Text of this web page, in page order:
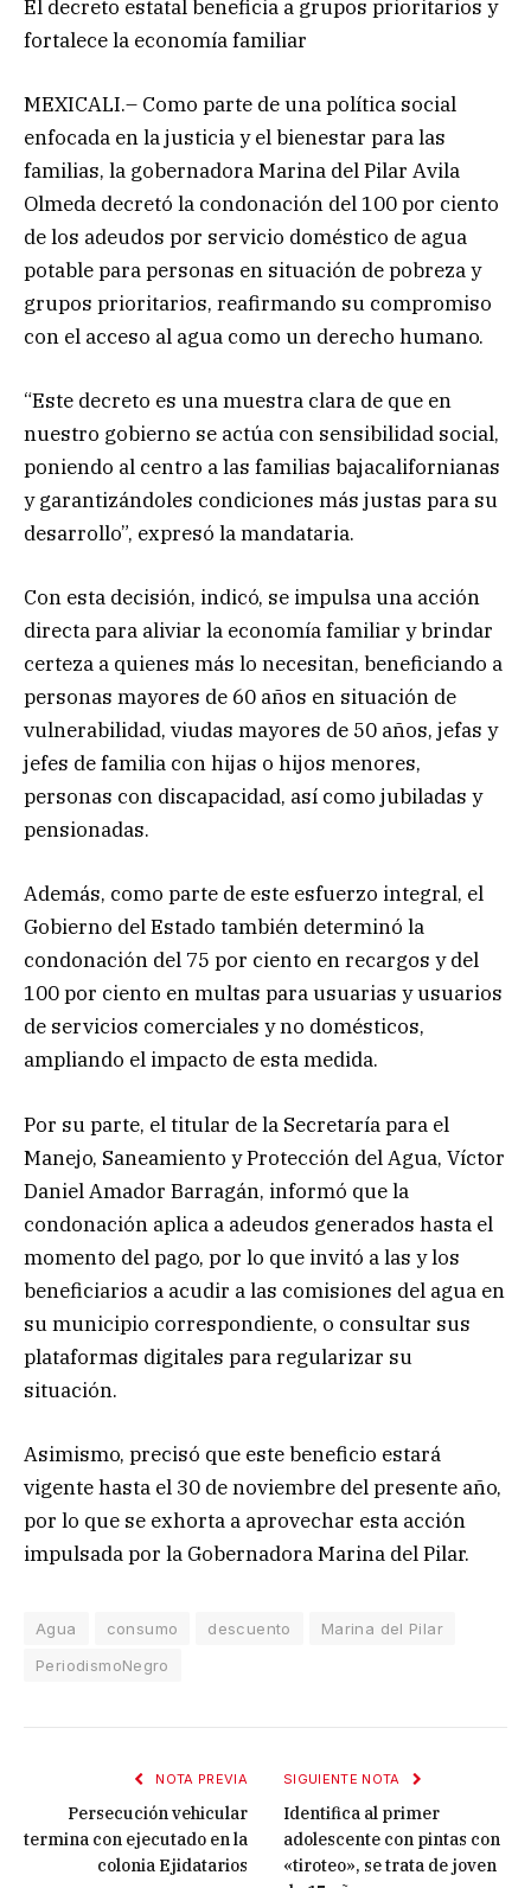
El decreto estatal beneficia a grupos prioritarios y
fortalece la economía familiar
MEXICALI.– Como parte de una política social
enfocada en la justicia y el bienestar para las
familias, la gobernadora Marina del Pilar Avila
Olmeda decretó la condonación del 100 por ciento
de los adeudos por servicio doméstico de agua
potable para personas en situación de pobreza y
grupos prioritarios, reafirmando su compromiso
con el acceso al agua como un derecho humano.
“Este decreto es una muestra clara de que en
nuestro gobierno se actúa con sensibilidad social,
poniendo al centro a las familias bajacalifornianas
y garantizándoles condiciones más justas para su
desarrollo”, expresó la mandataria.
Con esta decisión, indicó, se impulsa una acción
directa para aliviar la economía familiar y brindar
certeza a quienes más lo necesitan, beneficiando a
personas mayores de 60 años en situación de
vulnerabilidad, viudas mayores de 50 años, jefas y
jefes de familia con hijas o hijos menores,
personas con discapacidad, así como jubiladas y
pensionadas.
Además, como parte de este esfuerzo integral, el
Gobierno del Estado también determinó la
condonación del 75 por ciento en recargos y del
100 por ciento en multas para usuarias y usuarios
de servicios comerciales y no domésticos,
ampliando el impacto de esta medida.
Por su parte, el titular de la Secretaría para el
Manejo, Saneamiento y Protección del Agua, Víctor
Daniel Amador Barragán, informó que la
condonación aplica a adeudos generados hasta el
momento del pago, por lo que invitó a las y los
beneficiarios a acudir a las comisiones del agua en
su municipio correspondiente, o consultar sus
plataformas digitales para regularizar su
situación.
Asimismo, precisó que este beneficio estará
vigente hasta el 30 de noviembre del presente año,
por lo que se exhorta a aprovechar esta acción
impulsada por la Gobernadora Marina del Pilar.
Agua consumo descuento
Marina del Pilar
PeriodismoNegro
NOTA PREVIA
Persecución vehicular
termina con ejecutado en la
colonia Ejidatarios
SIGUIENTE NOTA
Identifica al primer
adolescente con pintas con
«tiroteo», se trata de joven